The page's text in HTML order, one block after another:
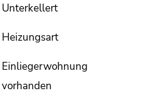
Unterkellert
Heizungsart
Einliegerwohnung
vorhanden